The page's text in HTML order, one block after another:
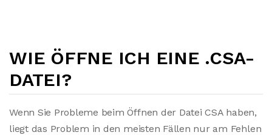
WIE ÖFFNE ICH EINE .CSA-
DATEI?
Wenn Sie Probleme beim Öffnen der Datei CSA haben,
liegt das Problem in den meisten Fällen nur am Fehlen